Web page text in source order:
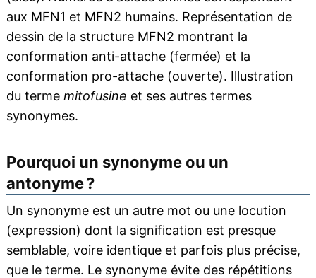
aux MFN1 et MFN2 humains. Représentation de
dessin de la structure MFN2 montrant la
conformation anti-attache (fermée) et la
conformation pro-attache (ouverte). Illustration
du terme mitofusine et ses autres termes
synonymes.
Pourquoi un synonyme ou un
antonyme ?
Un synonyme est un autre mot ou une locution
(expression) dont la signification est presque
semblable, voire identique et parfois plus précise,
que le terme. Le synonyme évite des répétitions